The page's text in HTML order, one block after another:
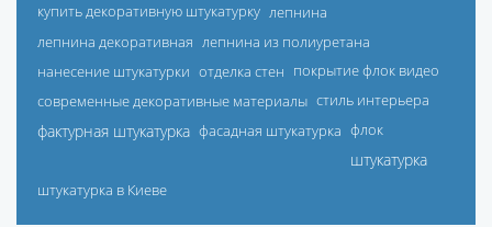
купить декоративную штукатурку лепнина
лепнина декоративная лепнина из полиуретана
нанесение штукатурки отделка стен покрытие флок видео
современные декоративные материалы стиль интерьера
фактурная штукатурка фасадная штукатурка флок
штукатурка
штукатурка в Киеве